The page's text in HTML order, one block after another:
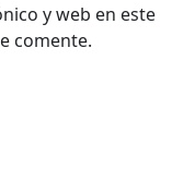
y web en este
comente.